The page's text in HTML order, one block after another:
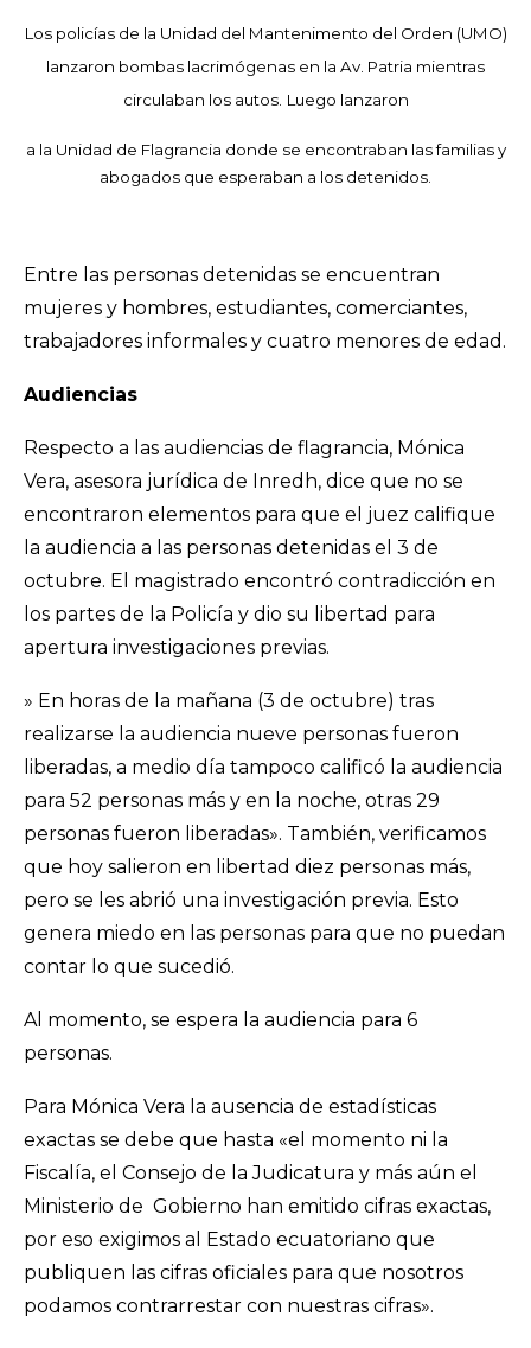
Los policías de la Unidad del Mantenimento del Orden (UMO)
lanzaron bombas lacrimógenas en la Av. Patria mientras
circulaban los autos. Luego lanzaron
a la Unidad de Flagrancia donde se encontraban las familias y
abogados que esperaban a los detenidos.
Entre las personas detenidas se encuentran
mujeres y hombres, estudiantes, comerciantes,
trabajadores informales y cuatro menores de edad.
Audiencias
Respecto a las audiencias de flagrancia, Mónica
Vera, asesora jurídica de Inredh, dice que no se
encontraron elementos para que el juez califique
la audiencia a las personas detenidas el 3 de
octubre. El magistrado encontró contradicción en
los partes de la Policía y dio su libertad para
apertura investigaciones previas.
» En horas de la mañana (3 de octubre) tras
realizarse la audiencia nueve personas fueron
liberadas, a medio día tampoco calificó la audiencia
para 52 personas más y en la noche, otras 29
personas fueron liberadas». También, verificamos
que hoy salieron en libertad diez personas más,
pero se les abrió una investigación previa. Esto
genera miedo en las personas para que no puedan
contar lo que sucedió.
Al momento, se espera la audiencia para 6
personas.
Para Mónica Vera la ausencia de estadísticas
exactas se debe que hasta «el momento ni la
Fiscalía, el Consejo de la Judicatura y más aún el
Ministerio de Gobierno han emitido cifras exactas,
por eso exigimos al Estado ecuatoriano que
publiquen las cifras oficiales para que nosotros
podamos contrarrestar con nuestras cifras».